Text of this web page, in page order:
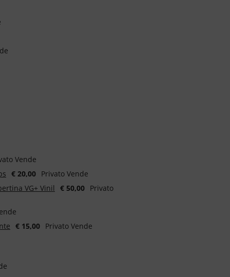
Vende
€ 20,00 Privato Vende
VG+ Vinil
€ 50,00 Privato
€ 15,00 Privato Vende